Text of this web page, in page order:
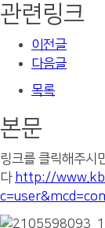
관련링크
이전글
다음글
목록
본문
링크를 클릭해주시
다 http://